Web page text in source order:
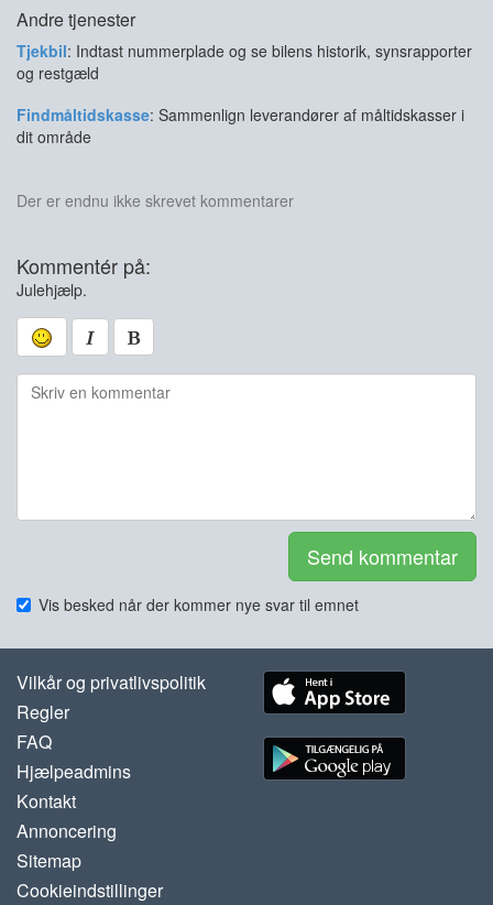
Andre tjenester
Tjekbil: Indtast nummerplade og se bilens historik, synsrapporter
og restgæld
Findmåltidskasse: Sammenlign leverandører af måltidskasser i
dit område
Der er endnu ikke skrevet kommentarer
Kommentér på:
Julehjælp.
Send kommentar
Vis besked når der kommer nye svar til emnet
Vilkår og privatlivspolitik
Regler
FAQ
Hjælpeadmins
Kontakt
Annoncering
Sitemap
Cookieindstillinger